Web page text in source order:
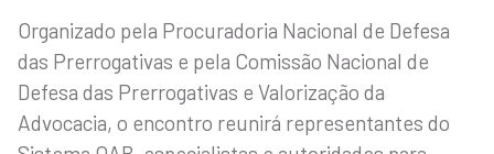
Organizado pela Procuradoria Nacional de Defesa
das Prerrogativas e pela Comissão Nacional de
Defesa das Prerrogativas e Valorização da
Advocacia, o encontro reunirá representantes do